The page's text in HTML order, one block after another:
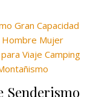
Senderismo